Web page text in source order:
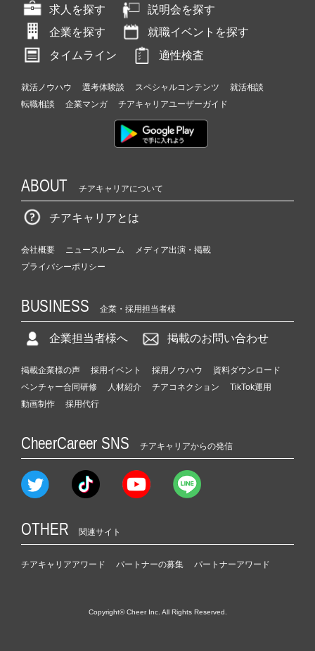
求人を探す
説明会を探す
企業を探す
就職イベントを探す
タイムライン
適性検査
就活ノウハウ 選考体験談 スペシャルコンテンツ
就活相談
転職相談
企業マンガ チアキャリアユーザーガイド
ABOUT チアキャリアについて
チアキャリアとは
会社概要 ニュースルーム
メディア出演・掲載
プライバシーポリシー
BUSINESS 企業・採用担当者様
企業担当者様へ 掲載のお問い合わせ
掲載企業様の声 採用イベント 採用ノウハウ
資料ダウンロード
ベンチャー合同研修
人材紹介 チアコネクション
TikTok運用
動画制作
採用代行
CheerCareer SNS チアキャリアからの発信
OTHER 関連サイト
チアキャリアアワード パートナーの募集 パートナーアワード
Copyright© Cheer Inc. All Rights Reserved.